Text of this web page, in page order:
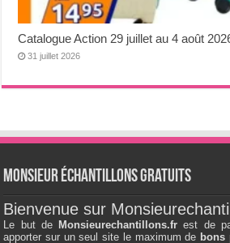
Catalogue Action 29 juillet au 4 août
31 juillet 2026
Monsieur échantillons Gratuits
Bienvenue sur
Le but de Monsieurechantillons.fr est de
apporter sur un seul site le maximum de bons